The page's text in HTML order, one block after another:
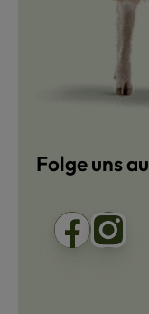
Folge uns